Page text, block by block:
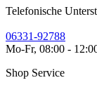
Telefonische
06331-92788
Mo-Fr, 08:00 -
Shop Service